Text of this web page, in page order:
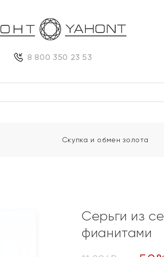
8 800 350 23 53
Скупка и обмен золота
Серьги из
фианитами